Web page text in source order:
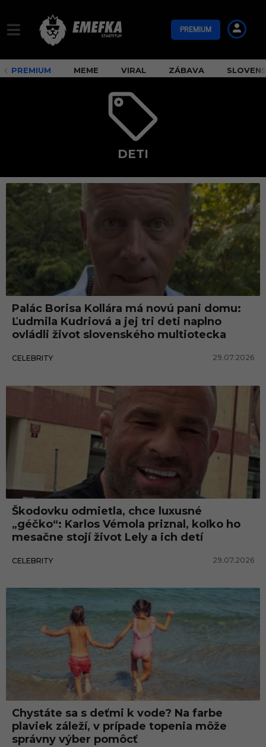
PREMIUM
PREMIUM MEME VIRAL ZÁBAVA
DETI
d
e
Palác Borisa Kollára má novú pani domu:
Ľudmila Kudriová a jej tri deti naplno
ovládli život slovenského multiotecka
CELEBRITY 29.07.2026
Škodovku odmietla, chce luxusné
„géčko“: Karlos Vémola priznal, koľko ho
mesačne stojí život Lely a ich detí
CELEBRITY 29.07.2026
Chystáte sa s deťmi k vode? Na farbe
plaviek záleží, v prípade topenia môže
správny výber pomôcť